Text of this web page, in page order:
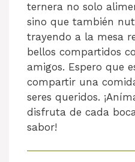
ternera no solo
sino que también
trayendo a la mesa
bellos compartidos
amigos. Espero que
compartir una
seres queridos.
disfruta de cada
sabor!